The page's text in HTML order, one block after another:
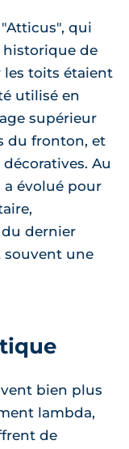
qui
de
les toits étaient
utilisé en
supérieur
du fronton, et
Au
évolué pour
dernier
souvent une
bien plus
lambda,
de